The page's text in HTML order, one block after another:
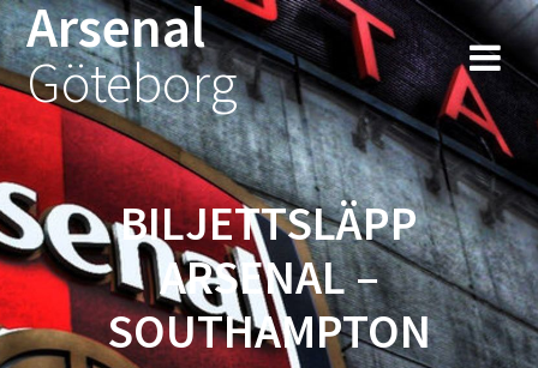
Hoppa
till
innehåll
Arsenal
Göteborg
BILJETTSLÄPP
ARSENAL –
SOUTHAMPTON